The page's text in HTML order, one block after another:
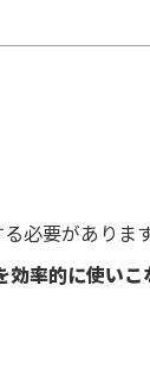
必要があります
率的に使いこ